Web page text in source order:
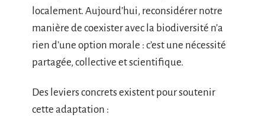
localement. Aujourd’hui, reconsidérer notre
manière de coexister avec la biodiversité n’a
rien d’une option morale : c’est une nécessité
partagée, collective et scientifique.
Des leviers concrets existent pour soutenir
cette adaptation :